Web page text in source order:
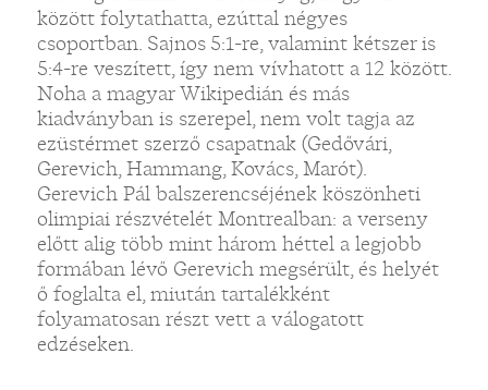
között folytathatta, ezúttal négyes
csoportban. Sajnos 5:1-re, valamint kétszer is
5:4-re veszített, így nem vívhatott a 12 között.
Noha a magyar Wikipedián és más
kiadványban is szerepel, nem volt tagja az
ezüstérmet szerző csapatnak (Gedővári,
Gerevich, Hammang, Kovács, Marót).
Gerevich Pál balszerencséjének köszönheti
olimpiai részvételét Montrealban: a verseny
előtt alig több mint három héttel a legjobb
formában lévő Gerevich megsérült, és helyét
ő foglalta el, miután tartalékként
folyamatosan részt vett a válogatott
edzéseken.